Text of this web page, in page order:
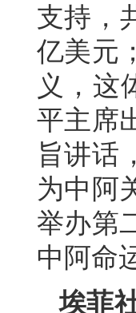
支持，
亿美元
义，这
平主席
旨讲话
为中阿
举办第
中阿命
埃菲